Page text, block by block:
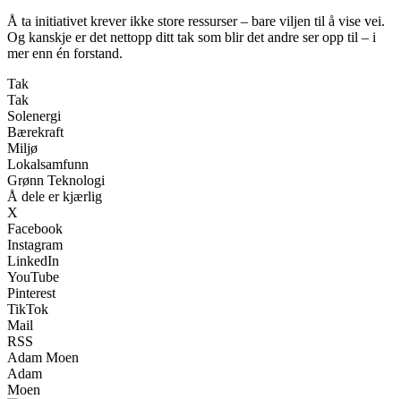
Å ta initiativet krever ikke store ressurser – bare viljen til å vise vei.
Og kanskje er det nettopp ditt tak som blir det andre ser opp til – i
mer enn én forstand.
Tak
Tak
Solenergi
Bærekraft
Miljø
Lokalsamfunn
Grønn Teknologi
Å dele er kjærlig
X
Facebook
Instagram
LinkedIn
YouTube
Pinterest
TikTok
Mail
RSS
Adam Moen
Adam
Moen